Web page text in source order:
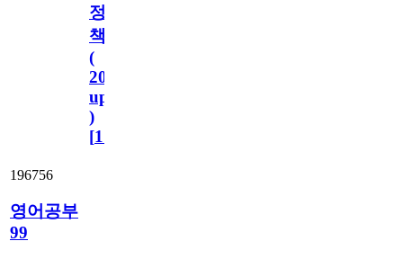
정
책
(
2023.11.1
update
)
[110
196756
영어공부
99